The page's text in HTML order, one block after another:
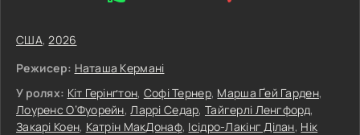
США,2026
Режисер: Наташа Кермані
У ролях: Кіт Герінґтон, Софі Тернер, Марша Ґей Гарден,
Лоуренс О’Фуорейн,Ларрі Седар, Тайгерлі Ленгфорд,
Закарі Коен, Катрін МакДонаф, Ісідро-Лакінг Ділан, Нік